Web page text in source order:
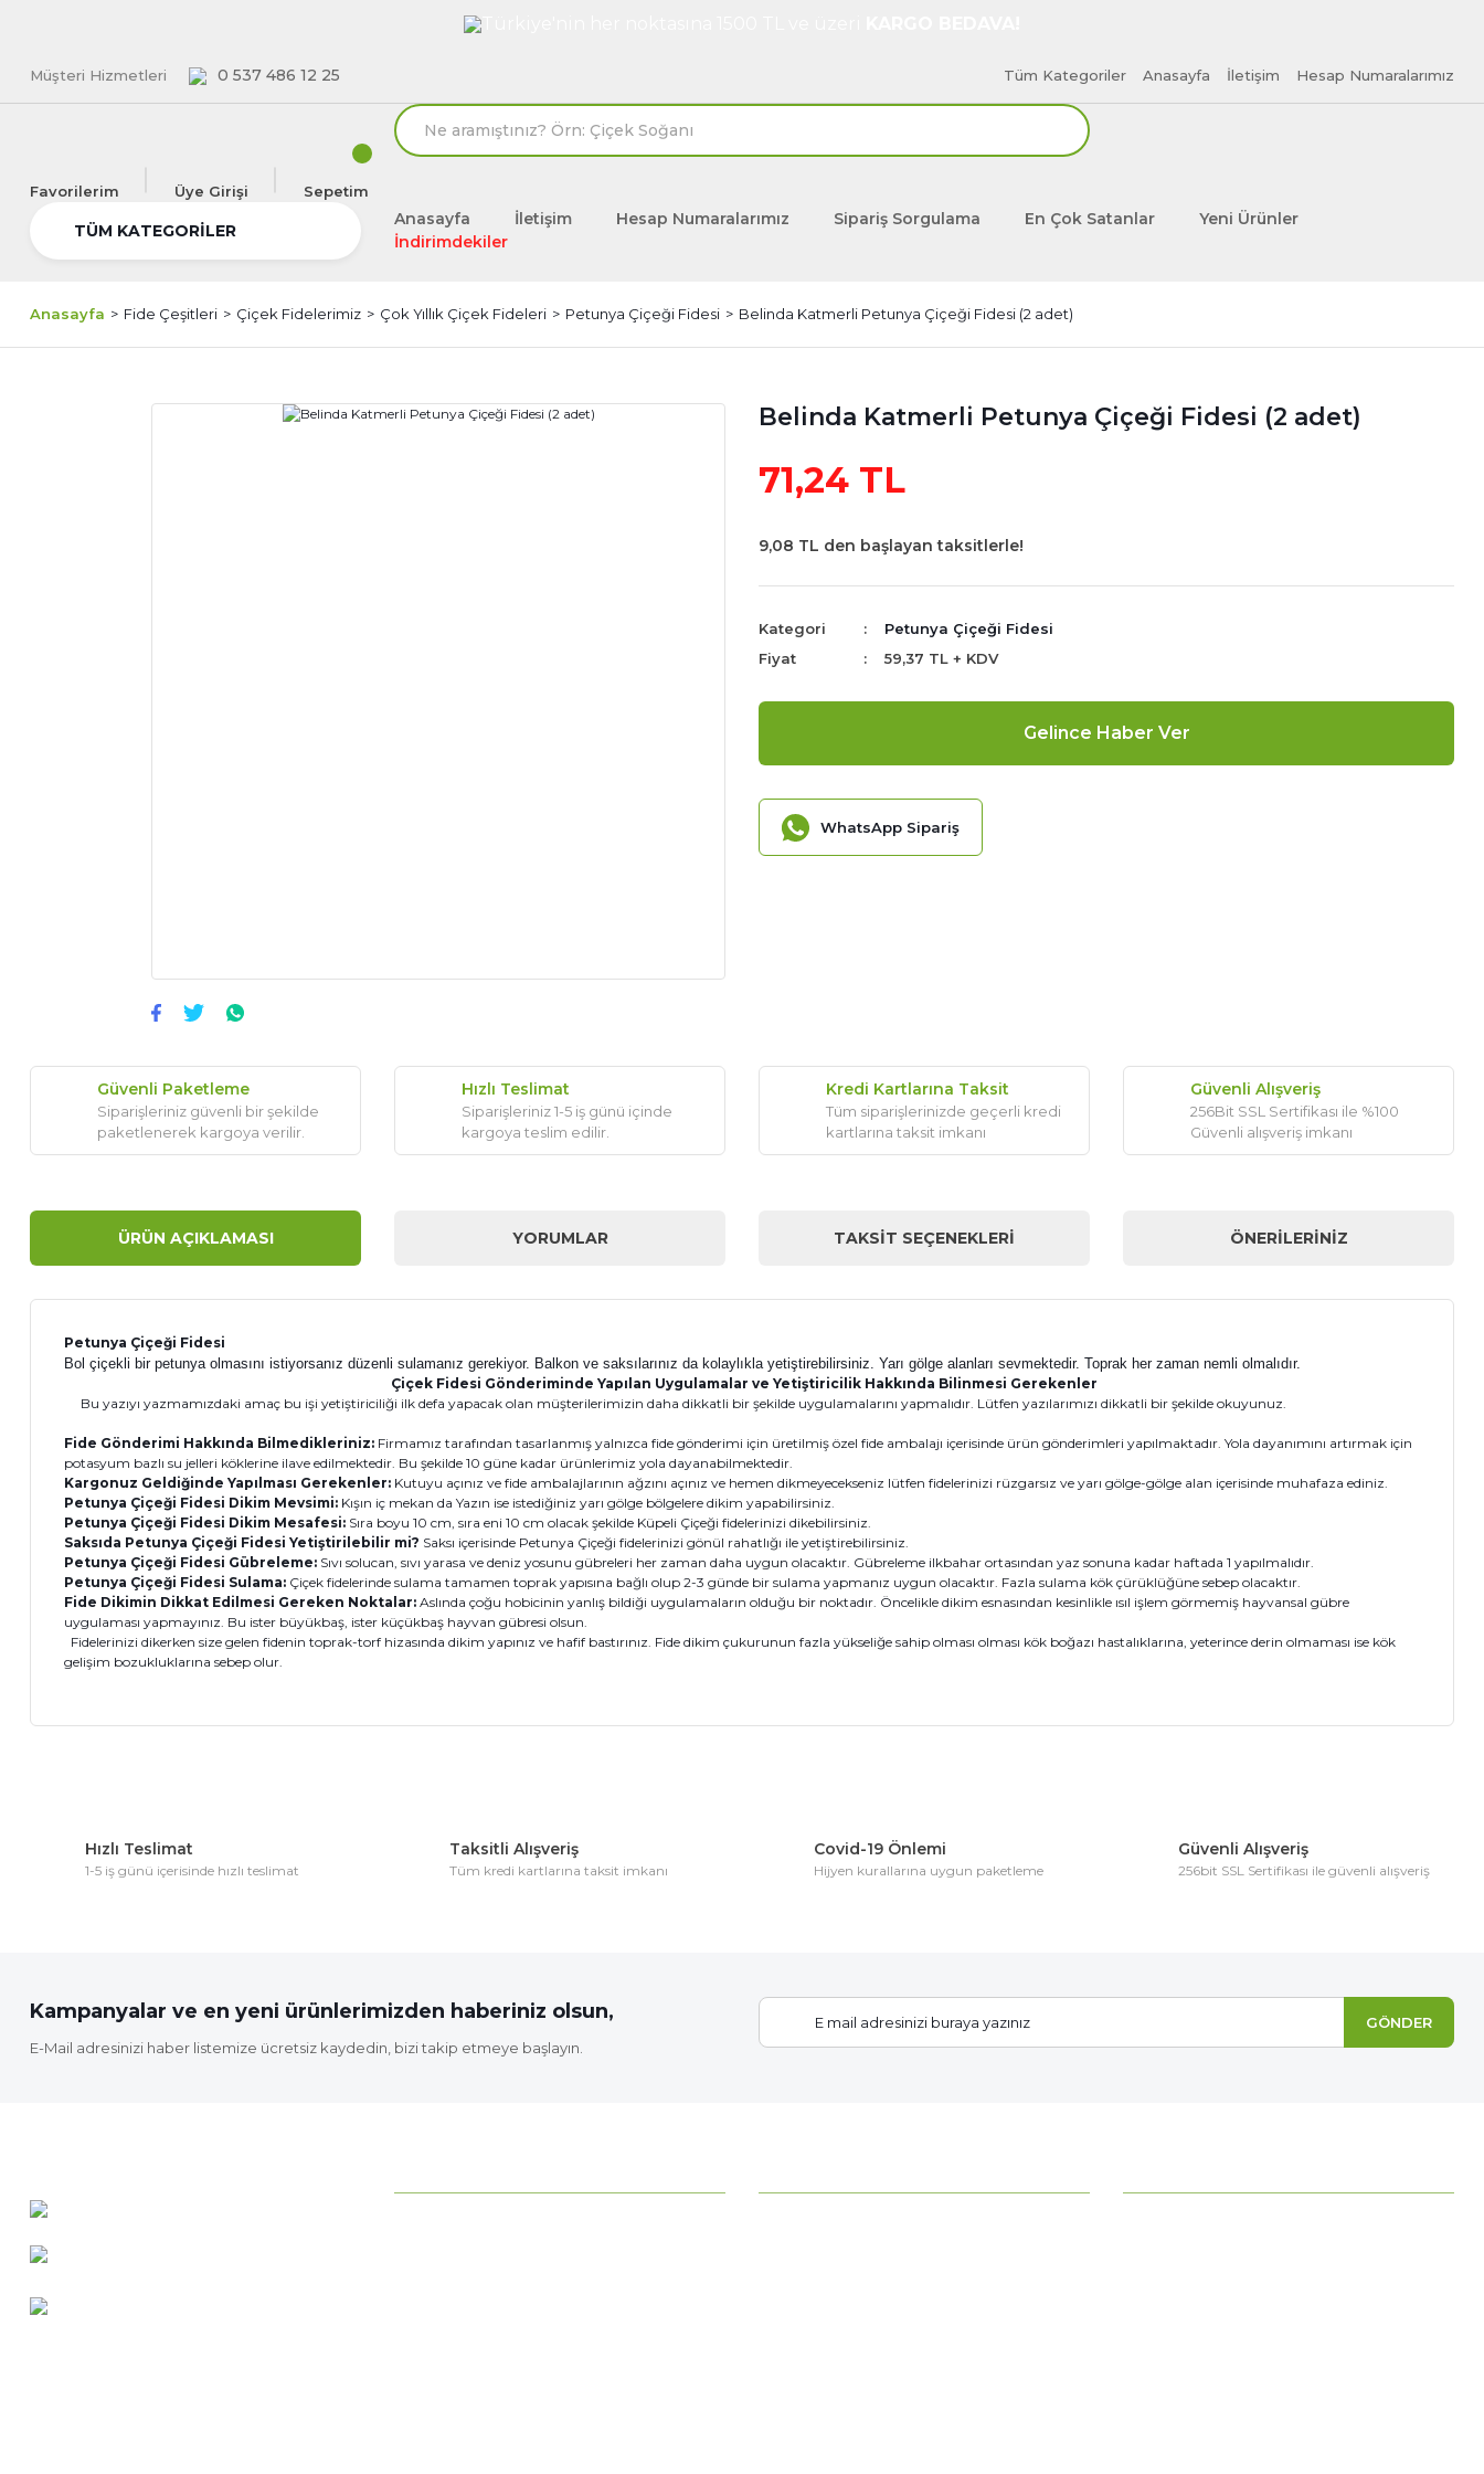
Müşteri Hizmetleri 0 537 486 12 25 Tüm Kategoriler Anasayfa İletişim Hesap Numaralarımız
Favorilerim Üye Girişi Sepetim
TÜM KATEGORİLER
Anasayfa İletişim Hesap Numaralarımız Sipariş Sorgulama En Çok Satanlar
Yeni Ürünler
İndirimdekiler
Anasayfa Fide Çeşitleri Çiçek Fidelerimiz Çok Yıllık Çiçek Fideleri Petunya Çiçeği Fidesi Belinda Katmerli Petunya Çiçeği Fidesi (2 adet)
Belinda Katmerli Petunya Çiçeği Fidesi (2 adet)
71,24 TL
9,08 TL den başlayan taksitlerle!
Kategori
Petunya Çiçeği Fidesi
Fiyat
59,37 TL + KDV
Gelince Haber Ver
WhatsApp Sipariş
Güvenli Paketleme
Siparişleriniz güvenli bir şekilde
paketlenerek kargoya verilir.
Hızlı Teslimat
Siparişleriniz 1-5 iş günü içinde
kargoya teslim edilir.
Kredi Kartlarına Taksit
Tüm siparişlerinizde geçerli kredi
kartlarına taksit imkanı
Güvenli Alışveriş
256Bit SSL Sertifikası ile %100
Güvenli alışveriş imkanı
ÜRÜN AÇIKLAMASI YORUMLAR TAKSIT SEÇENEKLERI ÖNERILERINIZ
Petunya Çiçeği Fidesi
Bol çiçekli bir petunya olmasını istiyorsanız düzenli sulamanız gerekiyor. Balkon ve saksılarınız da kolaylıkla yetiştirebilirsiniz. Yarı gölge alanları sevmektedir. Toprak her zaman nemli olmalıdır.
Çiçek Fidesi Gönderiminde Yapılan Uygulamalar ve Yetiştiricilik Hakkında Bilinmesi Gerekenler
Bu yazıyı yazmamızdaki amaç bu işi yetiştiriciliği ilk defa yapacak olan müşterilerimizin daha dikkatli bir şekilde uygulamalarını yapmalıdır. Lütfen yazılarımızı dikkatli bir şekilde okuyunuz.
Fide Gönderimi Hakkında Bilmedikleriniz: Firmamız tarafından tasarlanmış yalnızca fide gönderimi için üretilmiş özel fide ambalajı içerisinde ürün gönderimleri yapılmaktadır. Yola dayanımını artırmak için
potasyum bazlı su jelleri köklerine ilave edilmektedir. Bu şekilde 10 güne kadar ürünlerimiz yola dayanabilmektedir.
Kargonuz Geldiğinde Yapılması Gerekenler: Kutuyu açınız ve fide ambalajlarının ağzını açınız ve hemen dikmeyecekseniz lütfen fidelerinizi rüzgarsız ve yarı gölge-gölge alan içerisinde muhafaza ediniz.
Petunya Çiçeği Fidesi Dikim Mevsimi: Kışın iç mekan da Yazın ise istediğiniz yarı gölge bölgelere dikim yapabilirsiniz.
Petunya Çiçeği Fidesi Dikim Mesafesi: Sıra boyu 10 cm, sıra eni 10 cm olacak şekilde Küpeli Çiçeği fidelerinizi dikebilirsiniz.
Saksıda Petunya Çiçeği Fidesi Yetiştirilebilir mi? Saksı içerisinde Petunya Çiçeği fidelerinizi gönül rahatlığı ile yetiştirebilirsiniz.
Petunya Çiçeği Fidesi Gübreleme: Sıvı solucan, sıvı yarasa ve deniz yosunu gübreleri her zaman daha uygun olacaktır. Gübreleme ilkbahar ortasından yaz sonuna kadar haftada 1 yapılmalıdır.
Petunya Çiçeği Fidesi Sulama: Çiçek fidelerinde sulama tamamen toprak yapısına bağlı olup 2-3 günde bir sulama yapmanız uygun olacaktır. Fazla sulama kök çürüklüğüne sebep olacaktır.
Fide Dikimin Dikkat Edilmesi Gereken Noktalar: Aslında çoğu hobicinin yanlış bildiği uygulamaların olduğu bir noktadır. Öncelikle dikim esnasından kesinlikle ısıl işlem görmemiş hayvansal gübre
uygulaması yapmayınız. Bu ister büyükbaş, ister küçükbaş hayvan gübresi olsun.
Fidelerinizi dikerken size gelen fidenin toprak-torf hizasında dikim yapınız ve hafif bastırınız. Fide dikim çukurunun fazla yükseliğe sahip olması olması kök boğazı hastalıklarına, yeterince derin olmaması ise kök
gelişim bozukluklarına sebep olur.
Ürün resmi kalitesiz, bozuk veya görüntülenemiyor.
Ürün açıklamasında eksik bilgiler bulunuyor.
Hızlı Teslimat
1-5 iş günü içerisinde hızlı teslimat
Taksitli Alışveriş
Tüm kredi kartlarına taksit imkanı
Covid-19 Önlemi
Hijyen kurallarına uygun paketleme
Güvenli Alışveriş
256bit SSL Sertifikası ile güvenli alışveriş
Kampanyalar ve en yeni ürünlerimizden haberiniz olsun,
E-Mail adresinizi haber listemize ücretsiz kaydedin, bizi takip etmeye başlayın.
GÖNDER